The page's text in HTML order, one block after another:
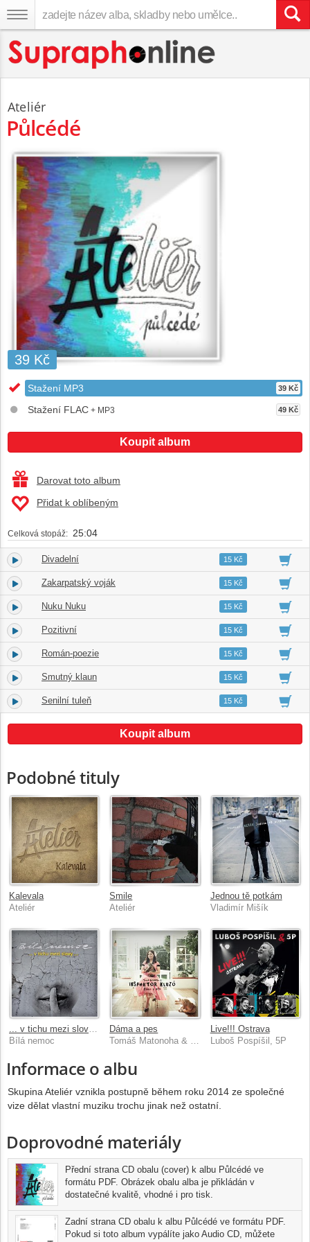
Ateliér
Půlcédé
39 Kč
Stažení MP3 39 Kč
Stažení FLAC + MP3 49 Kč
Koupit album
Darovat toto album
Přidat k oblíbeným
Celková stopáž: 25:04
1. Divadelní 03:3315 Kč
2. Zakarpatský voják 04:0115 Kč
3. Nuku Nuku 03:4915 Kč
4. Pozitivní 02:4915 Kč
5. Román-poezie 03:3715 Kč
6. Smutný klaun 04:0315 Kč
7. Senilní tuleň 03:1215 Kč
Koupit album
Podobné tituly
Kalevala
Ateliér
Smile
Ateliér
Jednou tě potkám
Vladimír Mišík
... v tichu mezi slovy ...
Bílá nemoc
Dáma a pes
Tomáš Matonoha & Inspektor Kluzó
Live!!! Ostrava
Luboš Pospíšil, 5P
Informace o albu
Skupina Ateliér vznikla postupně během roku 2014 ze společné
vize dělat vlastní muziku trochu jinak než ostatní.
Doprovodné materiály
Přední strana CD obalu (cover) k albu Půlcédé ve
formátu PDF. Obrázek obalu alba je přikládán v
dostatečné kvalitě, vhodné i pro tisk.
Zadní strana CD obalu k albu Půlcédé ve formátu PDF.
Pokud si toto album vypálíte jako Audio CD, můžete